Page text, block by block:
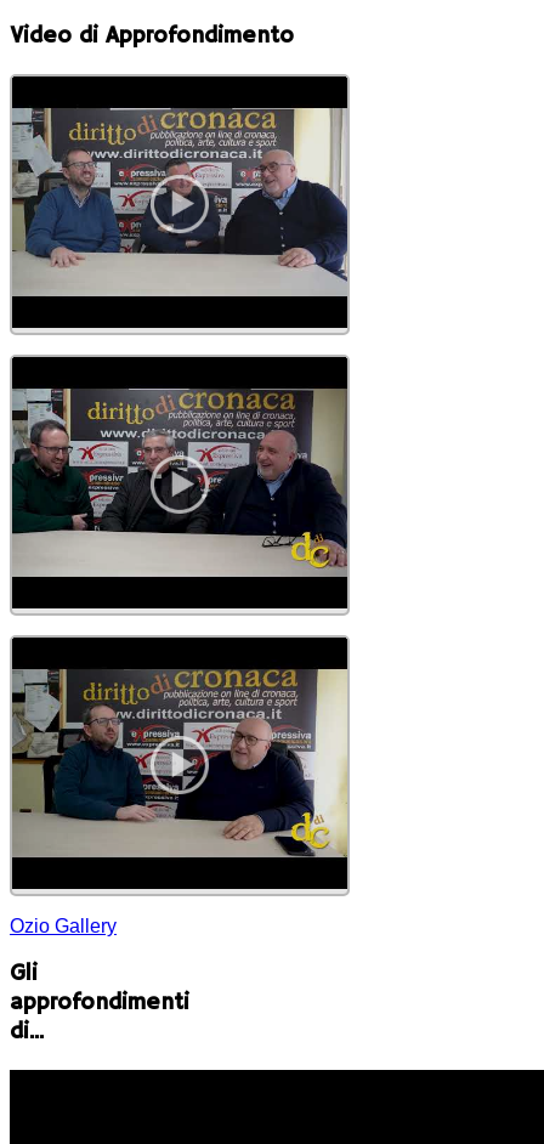
Video di Approfondimento
Ozio Gallery
Gli
approfondimenti
di...